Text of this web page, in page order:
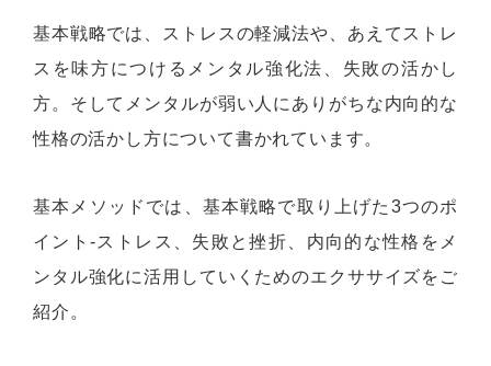
基本戦略では、ストレスの軽減法や、あえてストレ
スを味方につけるメンタル強化法、失敗の活かし
方。そしてメンタルが弱い人にありがちな内向的な
性格の活かし方について書かれています。
基本メソッドでは、基本戦略で取り上げた3つのポ
イント-ストレス、失敗と挫折、内向的な性格をメ
ンタル強化に活用していくためのエクササイズをご
紹介。